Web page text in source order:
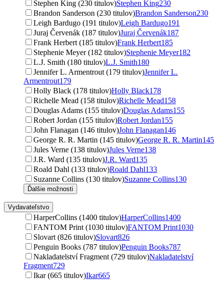
Stephen King (230 titulov)Stephen King230
Brandon Sanderson (230 titulov)Brandon Sanderson230
Leigh Bardugo (191 titulov)Leigh Bardugo191
Juraj Červenák (187 titulov)Juraj Červenák187
Frank Herbert (185 titulov)Frank Herbert185
Stephenie Meyer (182 titulov)Stephenie Meyer182
L.J. Smith (180 titulov)L.J. Smith180
Jennifer L. Armentrout (179 titulov)Jennifer L.
Armentrout179
Holly Black (178 titulov)Holly Black178
Richelle Mead (158 titulov)Richelle Mead158
Douglas Adams (155 titulov)Douglas Adams155
Robert Jordan (155 titulov)Robert Jordan155
John Flanagan (146 titulov)John Flanagan146
George R. R. Martin (145 titulov)George R. R. Martin145
Jules Verne (138 titulov)Jules Verne138
J.R. Ward (135 titulov)J.R. Ward135
Roald Dahl (133 titulov)Roald Dahl133
Suzanne Collins (130 titulov)Suzanne Collins130
Ďalšie možnosti
Vydavateľstvo
HarperCollins (1400 titulov)HarperCollins1400
FANTOM Print (1030 titulov)FANTOM Print1030
Slovart (826 titulov)Slovart826
Penguin Books (787 titulov)Penguin Books787
Nakladatelství Fragment (729 titulov)Nakladatelství
Fragment729
Ikar (665 titulov)Ikar665